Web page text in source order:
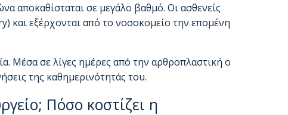
αποκαθίσταται σε μεγάλο βαθμό. Οι ασθενείς
εξέρχονται από το νοσοκομείο την επομένη
Μέσα σε λίγες ημέρες από την αρθροπλαστική ο
της καθημερινότητάς του.
Πόσο κοστίζει η